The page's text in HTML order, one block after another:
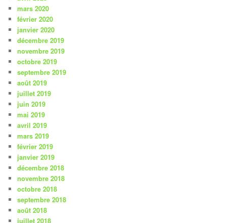
mars 2020
février 2020
janvier 2020
décembre 2019
novembre 2019
octobre 2019
septembre 2019
août 2019
juillet 2019
juin 2019
mai 2019
avril 2019
mars 2019
février 2019
janvier 2019
décembre 2018
novembre 2018
octobre 2018
septembre 2018
août 2018
juillet 2018